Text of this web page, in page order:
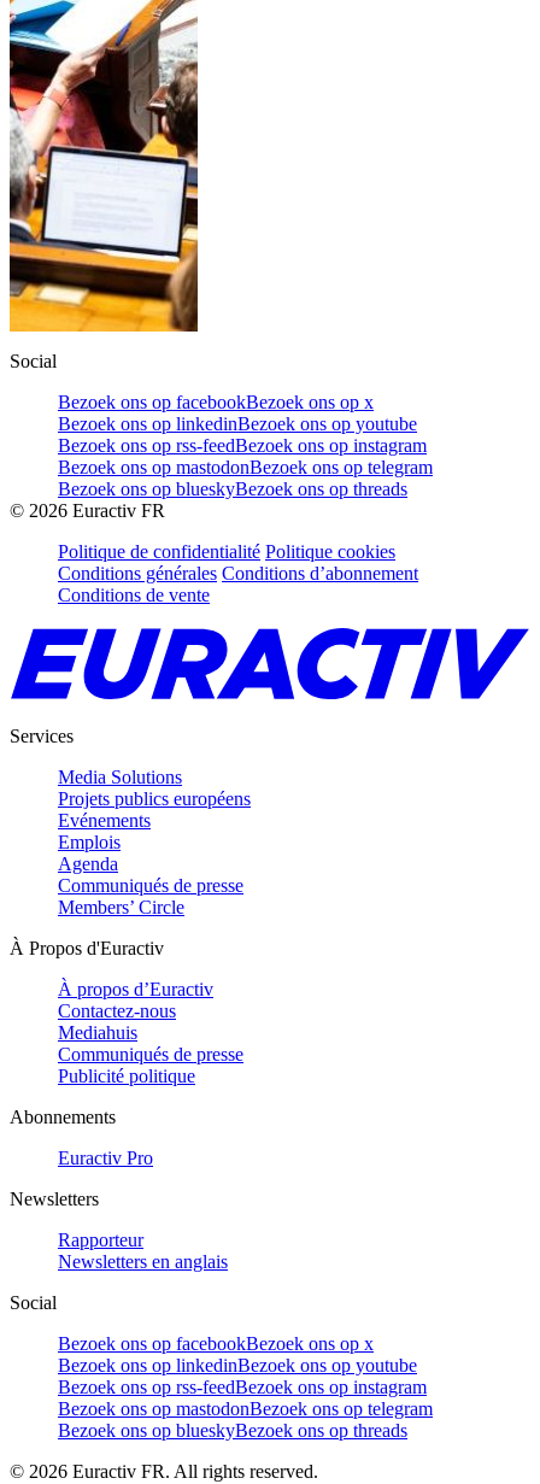
Social
Bezoek ons op facebookBezoek ons op x
Bezoek ons op linkedinBezoek ons op youtube
Bezoek ons op rss-feedBezoek ons op instagram
Bezoek ons op mastodonBezoek ons op telegram
Bezoek ons op blueskyBezoek ons op threads
© 2026 Euractiv FR
Politique de confidentialité Politique cookies
Conditions générales Conditions d’abonnement
Conditions de vente
Services
Media Solutions
Projets publics européens
Evénements
Emplois
Agenda
Communiqués de presse
Members’ Circle
À Propos d'Euractiv
À propos d’Euractiv
Contactez-nous
Mediahuis
Communiqués de presse
Publicité politique
Abonnements
Euractiv Pro
Newsletters
Rapporteur
Newsletters en anglais
Social
Bezoek ons op facebookBezoek ons op x
Bezoek ons op linkedinBezoek ons op youtube
Bezoek ons op rss-feedBezoek ons op instagram
Bezoek ons op mastodonBezoek ons op telegram
Bezoek ons op blueskyBezoek ons op threads
© 2026 Euractiv FR. All rights reserved.